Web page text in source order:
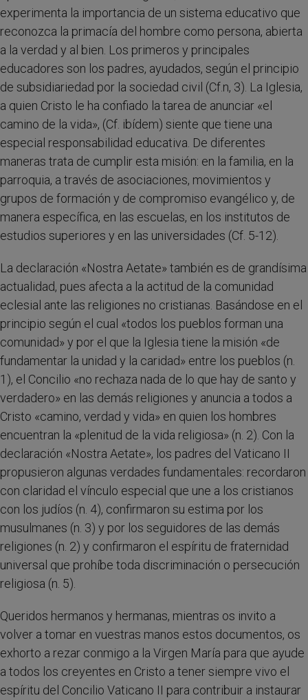
experimenta la importancia de un sistema educativo que
reconozca la primacía del hombre como persona, abierta
a la verdad y al bien. Los primeros y principales
educadores son los padres, ayudados, según el principio
de subsidiariedad por la sociedad civil (Cf.n, 3). La Iglesia,
a quien Cristo le ha confiado la tarea de anunciar «el
camino de la vida», (Cf. ibídem) siente que tiene una
especial responsabilidad educativa. De diferentes
maneras trata de cumplir esta misión: en la familia, en la
parroquia, a través de asociaciones, movimientos y
grupos de formación y de compromiso evangélico y, de
manera específica, en las escuelas, en los institutos de
estudios superiores y en las universidades (Cf. 5-12).
La declaración «Nostra Aetate» también es de grandísima
actualidad, pues afecta a la actitud de la comunidad
eclesial ante las religiones no cristianas. Basándose en el
principio según el cual «todos los pueblos forman una
comunidad» y por el que la Iglesia tiene la misión «de
fundamentar la unidad y la caridad» entre los pueblos (n.
1), el Concilio «no rechaza nada de lo que hay de santo y
verdadero» en las demás religiones y anuncia a todos a
Cristo «camino, verdad y vida» en quien los hombres
encuentran la «plenitud de la vida religiosa» (n. 2). Con la
declaración «Nostra Aetate», los padres del Vaticano II
propusieron algunas verdades fundamentales: recordaron
con claridad el vínculo especial que une a los cristianos
con los judíos (n. 4), confirmaron su estima por los
musulmanes (n. 3) y por los seguidores de las demás
religiones (n. 2) y confirmaron el espíritu de fraternidad
universal que prohíbe toda discriminación o persecución
religiosa (n. 5).
Queridos hermanos y hermanas, mientras os invito a
volver a tomar en vuestras manos estos documentos, os
exhorto a rezar conmigo a la Virgen María para que ayude
a todos los creyentes en Cristo a tener siempre vivo el
espíritu del Concilio Vaticano II para contribuir a instaurar